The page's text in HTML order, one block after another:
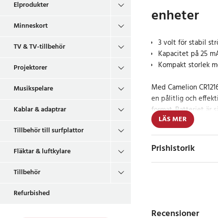
Elprodukter
Minneskort
TV & TV-tillbehör
Projektorer
Musikspelare
Kablar & adaptrar
Tillbehör till surfplattor
Fläktar & luftkylare
Tillbehör
Refurbished
enheter
3 volt för stabil
Kapacitet på 25
Kompakt storlek
Med Camelion
en pålitlig och
format. Batteriet är
enheter som klockor,
annan elektronik
avgörande.
Tack vare
LÄS MER
Prishistorik
Recensioner